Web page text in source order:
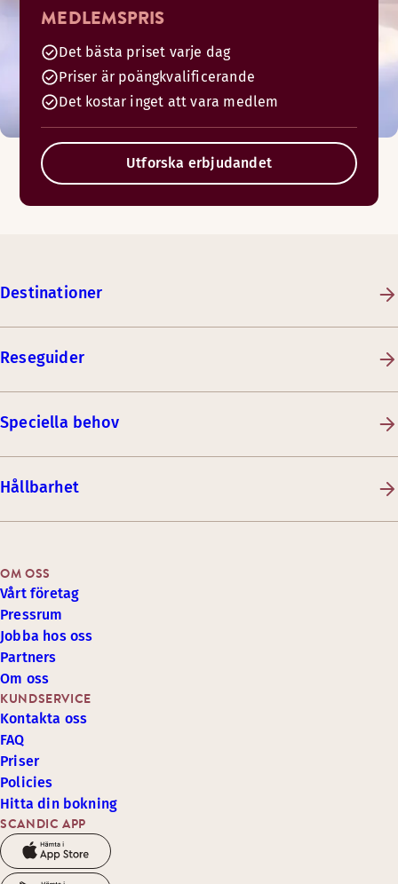
MEDLEMSPRIS
Det bästa priset varje dag
Priser är poängkvalificerande
Det kostar inget att vara medlem
Utforska erbjudandet
Destinationer
Reseguider
Speciella behov
Hållbarhet
SCANDIC APP
KUNDSERVICE
Kontakta oss
FAQ
Priser
Policies
Hitta din bokning
OM OSS
Vårt företag
Pressrum
Jobba hos oss
Partners
Om oss